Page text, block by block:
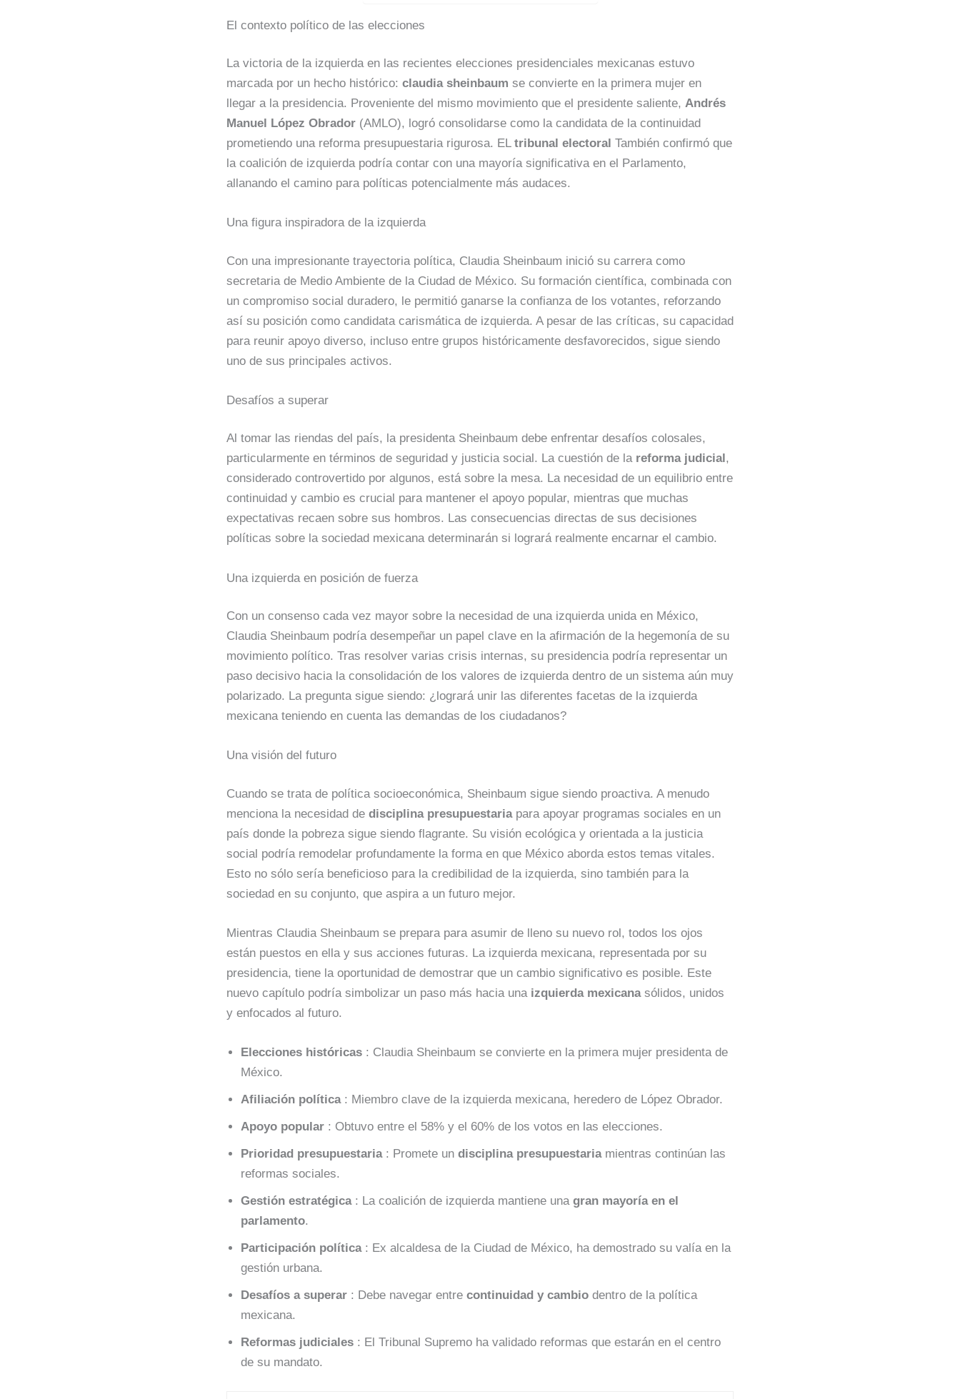
El contexto político de las elecciones
La victoria de la izquierda en las recientes elecciones presidenciales mexicanas estuvo
marcada por un hecho histórico: claudia sheinbaum se convierte en la primera mujer en
llegar a la presidencia. Proveniente del mismo movimiento que el presidente saliente, Andrés
Manuel López Obrador (AMLO), logró consolidarse como la candidata de la continuidad
prometiendo una reforma presupuestaria rigurosa. EL tribunal electoral También confirmó que
la coalición de izquierda podría contar con una mayoría significativa en el Parlamento,
allanando el camino para políticas potencialmente más audaces.
Una figura inspiradora de la izquierda
Con una impresionante trayectoria política, Claudia Sheinbaum inició su carrera como
secretaria de Medio Ambiente de la Ciudad de México. Su formación científica, combinada con
un compromiso social duradero, le permitió ganarse la confianza de los votantes, reforzando
así su posición como candidata carismática de izquierda. A pesar de las críticas, su capacidad
para reunir apoyo diverso, incluso entre grupos históricamente desfavorecidos, sigue siendo
uno de sus principales activos.
Desafíos a superar
Al tomar las riendas del país, la presidenta Sheinbaum debe enfrentar desafíos colosales,
particularmente en términos de seguridad y justicia social. La cuestión de la reforma judicial ,
considerado controvertido por algunos, está sobre la mesa. La necesidad de un equilibrio entre
continuidad y cambio es crucial para mantener el apoyo popular, mientras que muchas
expectativas recaen sobre sus hombros. Las consecuencias directas de sus decisiones
políticas sobre la sociedad mexicana determinarán si logrará realmente encarnar el cambio.
Una izquierda en posición de fuerza
Con un consenso cada vez mayor sobre la necesidad de una izquierda unida en México,
Claudia Sheinbaum podría desempeñar un papel clave en la afirmación de la hegemonía de su
movimiento político. Tras resolver varias crisis internas, su presidencia podría representar un
paso decisivo hacia la consolidación de los valores de izquierda dentro de un sistema aún muy
polarizado. La pregunta sigue siendo: ¿logrará unir las diferentes facetas de la izquierda
mexicana teniendo en cuenta las demandas de los ciudadanos?
Una visión del futuro
Cuando se trata de política socioeconómica, Sheinbaum sigue siendo proactiva. A menudo
menciona la necesidad de disciplina presupuestariapara apoyar programas sociales en un
país donde la pobreza sigue siendo flagrante. Su visión ecológica y orientada a la justicia
social podría remodelar profundamente la forma en que México aborda estos temas vitales.
Esto no sólo sería beneficioso para la credibilidad de la izquierda, sino también para la
sociedad en su conjunto, que aspira a un futuro mejor.
Mientras Claudia Sheinbaum se prepara para asumir de lleno su nuevo rol, todos los ojos
están puestos en ella y sus acciones futuras. La izquierda mexicana, representada por su
presidencia, tiene la oportunidad de demostrar que un cambio significativo es posible. Este
nuevo capítulo podría simbolizar un paso más hacia una izquierda mexicanasólidos, unidos
y enfocados al futuro.
Elecciones históricas : Claudia Sheinbaum se convierte en la primera mujer presidenta de
México.
Afiliación política: Miembro clave de la izquierda mexicana, heredero de López Obrador.
Apoyo popular : Obtuvo entre el 58% y el 60% de los votos en las elecciones.
Prioridad presupuestaria: Promete un disciplina presupuestariamientras continúan las
reformas sociales.
Gestión estratégica: La coalición de izquierda mantiene una gran mayoría en el
parlamento.
Participación política: Ex alcaldesa de la Ciudad de México, ha demostrado su valía en la
gestión urbana.
Desafíos a superar : Debe navegar entre continuidad y cambio dentro de la política
mexicana.
Reformas judiciales : El Tribunal Supremo ha validado reformas que estarán en el centro
de su mandato.